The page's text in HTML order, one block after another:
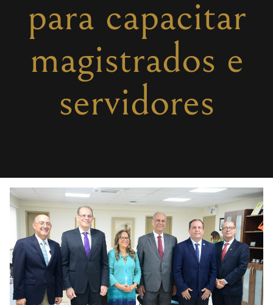
para capacitar
magistrados e
servidores